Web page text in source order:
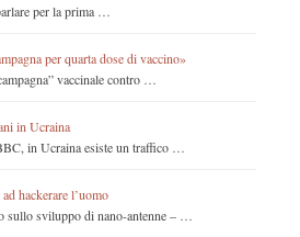
per la prima …
per quarta dose di vaccino»
vaccinale contro …
in Ucraina
in Ucraina esiste un traffico …
hackerare l’uomo
sviluppo di nano-antenne – …